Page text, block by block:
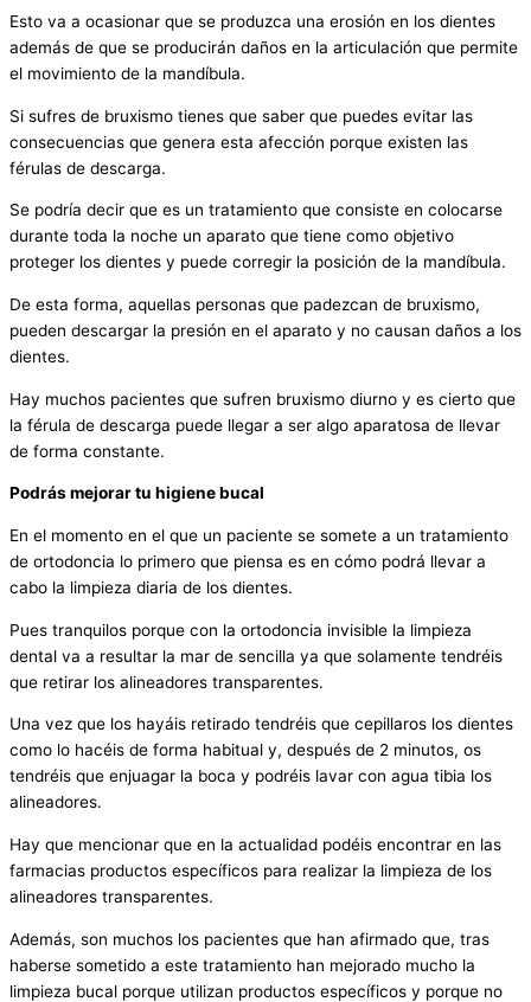
Esto va a ocasionar que se produzca una erosión en los dientes
además de que se producirán daños en la articulación que permite
el movimiento de la mandíbula.
Si sufres de bruxismo tienes que saber que puedes evitar las
consecuencias que genera esta afección porque existen las
férulas de descarga.
Se podría decir que es un tratamiento que consiste en colocarse
durante toda la noche un aparato que tiene como objetivo
proteger los dientes y puede corregir la posición de la mandíbula.
De esta forma, aquellas personas que padezcan de bruxismo,
pueden descargar la presión en el aparato y no causan daños a los
dientes.
Hay muchos pacientes que sufren bruxismo diurno y es cierto que
la férula de descarga puede llegar a ser algo aparatosa de llevar
de forma constante.
Podrás mejorar tu higiene bucal
En el momento en el que un paciente se somete a un tratamiento
de ortodoncia lo primero que piensa es en cómo podrá llevar a
cabo la limpieza diaria de los dientes.
Pues tranquilos porque con la ortodoncia invisible la limpieza
dental va a resultar la mar de sencilla ya que solamente tendréis
que retirar los alineadores transparentes.
Una vez que los hayáis retirado tendréis que cepillaros los dientes
como lo hacéis de forma habitual y, después de 2 minutos, os
tendréis que enjuagar la boca y podréis lavar con agua tibia los
alineadores.
Hay que mencionar que en la actualidad podéis encontrar en las
farmacias productos específicos para realizar la limpieza de los
alineadores transparentes.
Además, son muchos los pacientes que han afirmado que, tras
haberse sometido a este tratamiento han mejorado mucho la
limpieza bucal porque utilizan productos específicos y porque no